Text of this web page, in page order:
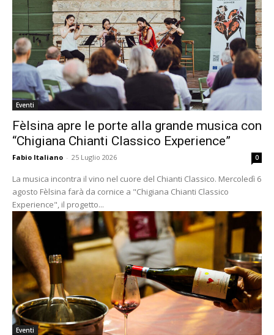
Eventi
Fèlsina apre le porte alla grande musica con
“Chigiana Chianti Classico Experience”
Fabio Italiano - 25 Luglio 2026 0
La musica incontra il vino nel cuore del Chianti Classico. Mercoledì 6
agosto Fèlsina farà da cornice a "Chigiana Chianti Classico
Experience", il progetto...
Eventi